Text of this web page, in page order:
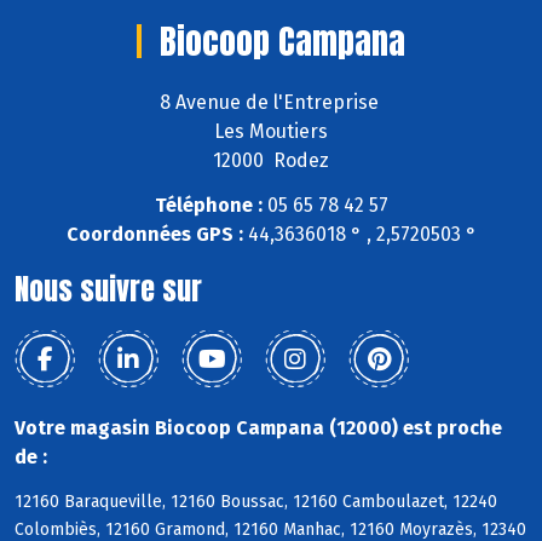
Biocoop Campana
8 Avenue de l'Entreprise
Les Moutiers
12000 Rodez
Téléphone :05 65 78 42 57
Coordonnées GPS :44,3636018 ° , 2,5720503 °
Nous suivre sur
Votre magasin Biocoop Campana (12000) est proche
de :
12160 Baraqueville, 12160 Boussac, 12160 Camboulazet, 12240
Colombiès, 12160 Gramond, 12160 Manhac, 12160 Moyrazès, 12340